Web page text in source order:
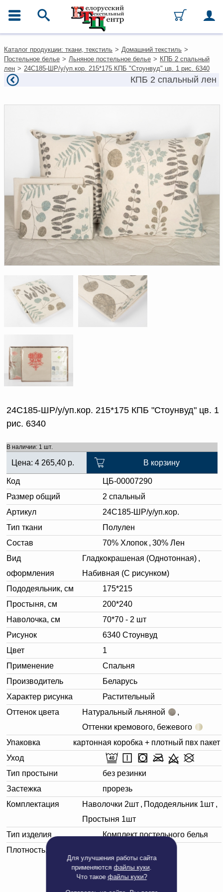
Для улучшения работы сайта
применяютсяфайлы куки.
Что такое файлы куки?
Каталог
Ткани
Домашний текстиль
Одежда
Текстиль для ресторанов и
фурнитура
Условия работы
Оплата и доставка
Как оформить заказ
Вакансии
Как нас найти
Написать нам
Доверенность на
получение груза
Документы по работе с
персональными данными
Письмо руководителю
Новости | Статьи
Каталог продукции: ткани, текстиль > Домашний текстиль >
Постельное белье > Льняное постельное белье > КПБ 2 спальный
лен > 24С185-ШР/у/уп.кор. 215*175 КПБ "Стоунвуд" цв. 1 рис. 6340
КПБ 2 спальный лен
24С185-ШР/у/уп.кор. 215*175 КПБ "Стоунвуд" цв. 1
рис. 6340
В наличии: 1 шт.
Цена: 4 265,40 р. В корзину
Код
ЦБ-00007290
Размер общий
2 спальный
Артикул
24С185-ШР/у/уп.кор.
Тип ткани
Полулен
Состав
70% Хлопок , 30% Лен
Вид
оформления
Гладкокрашеная (Однотонная) ,
Набивная (С рисунком)
Пододеяльник, см
175*215
Простыня, см
200*240
Наволочка, см
70*70 - 2 шт
Рисунок
6340 Стоунвуд
Цвет
1
Применение
Спальня
Производитель
Беларусь
Характер рисунка
Растительный
Оттенок цвета
Натуральный льняной
,
Оттенки кремового, бежевого
Упаковка
картонная коробка + плотный пвх пакет
Уход
Тип простыни
без резинки
Застежка
прорезь
Комплектация
Наволочки 2шт , Пододеяльник 1шт ,
Простыня 1шт
Тип изделия
Комплект постельного белья
Плотность, г/м²